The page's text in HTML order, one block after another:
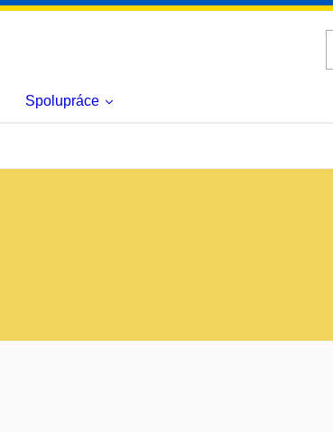
Spolupráce